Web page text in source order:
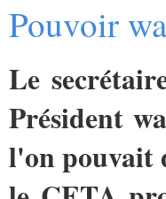
Pouvoir
Le
Président
l'on pouvait